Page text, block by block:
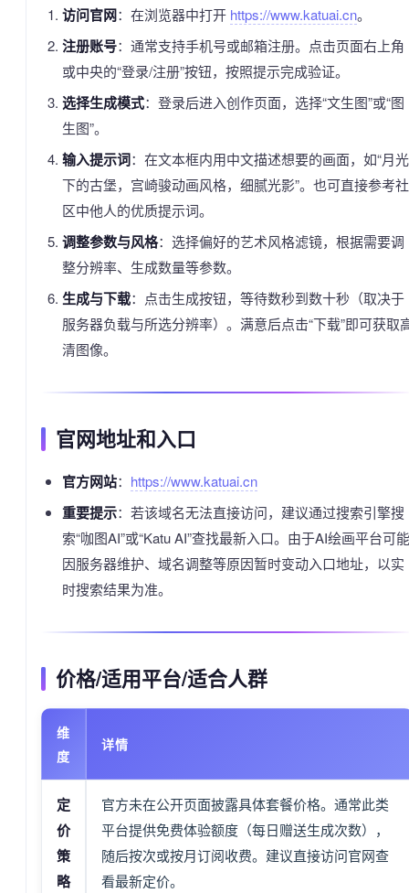
访问官网：在浏览器中打开 https://www.katuai.cn。
注册账号：通常支持手机号或邮箱注册。点击页面右上角
或中央的“登录/注册”按钮，按照提示完成验证。
选择生成模式：登录后进入创作页面，选择“文生图”或“图
生图”。
输入提示词：在文本框内用中文描述想要的画面，如“月光
下的古堡，宫崎骏动画风格，细腻光影”。也可直接参考社
区中他人的优质提示词。
调整参数与风格：选择偏好的艺术风格滤镜，根据需要调
整分辨率、生成数量等参数。
生成与下载：点击生成按钮，等待数秒到数十秒（取决于
服务器负载与所选分辨率）。满意后点击“下载”即可获取
清图像。
官网地址和入口
官方网站： https://www.katuai.cn
重要提示：若该域名无法直接访问，建议通过搜索引擎搜
索“咖图AI”或“Katu AI”查找最新入口。由于AI绘画平台可能
因服务器维护、域名调整等原因暂时变动入口地址，以实
时搜索结果为准。
价格/适用平台/适合人群
维
度
详情
定
价
策
略
官方未在公开页面披露具体套餐价格。通常此类
平台提供免费体验额度（每日赠送生成次数），
随后按次或按月订阅收费。建议直接访问官网查
看最新定价。